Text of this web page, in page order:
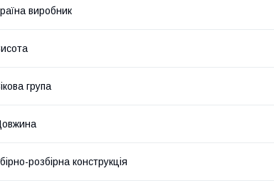
виробник
група
розбірна конструкція